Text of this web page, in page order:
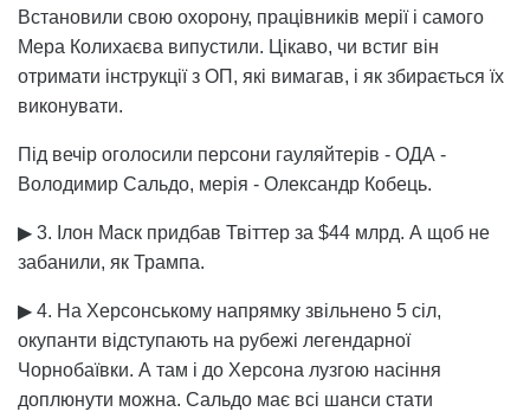
Встановили свою охорону, працівників мерії і самого
Мера Колихаєва випустили. Цікаво, чи встиг він
отримати інструкції з ОП, які вимагав, і як збирається їх
виконувати.
Під вечір оголосили персони гауляйтерів - ОДА -
Володимир Сальдо, мерія - Олександр Кобець.
▶ 3. Ілон Маск придбав Твіттер за $44 млрд. А щоб не
забанили, як Трампа.
▶ 4. На Херсонському напрямку звільнено 5 сіл,
окупанти відступають на рубежі легендарної
Чорнобаївки. А там і до Херсона лузгою насіння
доплюнути можна. Сальдо має всі шанси стати